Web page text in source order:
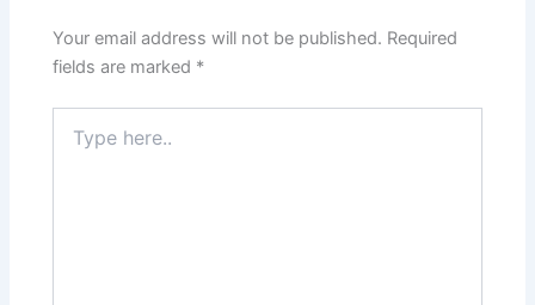
Your email address will not be published. Required
fields are marked *
here..